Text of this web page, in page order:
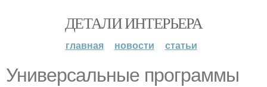
ДЕТАЛИ ИНТЕРЬЕРА
главная новости статьи
Универсальные программы